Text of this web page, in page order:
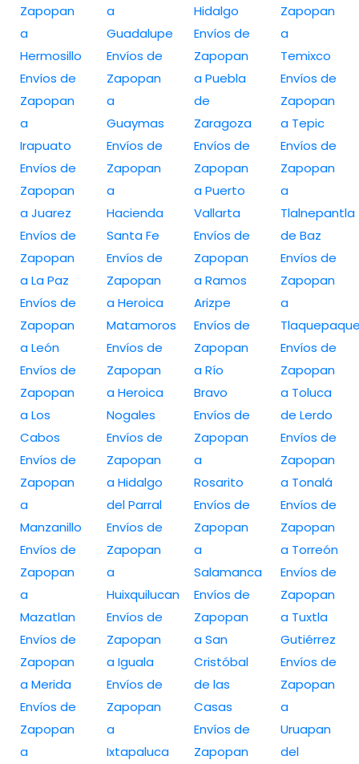
Zapopan
a
Hermosillo
Envíos de
Zapopan
a
Irapuato
Envíos de
Zapopan
a Juarez
Envíos de
Zapopan
a La Paz
Envíos de
Zapopan
a León
Envíos de
Zapopan
a Los
Cabos
Envíos de
Zapopan
a
Manzanillo
Envíos de
Zapopan
a
Mazatlan
Envíos de
Zapopan
a Merida
Envíos de
Zapopan
a
a
Guadalupe
Envíos de
Zapopan
a
Guaymas
Envíos de
Zapopan
a
Hacienda
Santa Fe
Envíos de
Zapopan
a Heroica
Matamoros
Envíos de
Zapopan
a Heroica
Nogales
Envíos de
Zapopan
a Hidalgo
del Parral
Envíos de
Zapopan
a
Huixquilucan
Envíos de
Zapopan
a Iguala
Envíos de
Zapopan
a
Ixtapaluca
Hidalgo
Envíos de
Zapopan
a Puebla
de
Zaragoza
Envíos de
Zapopan
a Puerto
Vallarta
Envíos de
Zapopan
a Ramos
Arizpe
Envíos de
Zapopan
a Río
Bravo
Envíos de
Zapopan
a
Rosarito
Envíos de
Zapopan
a
Salamanca
Envíos de
Zapopan
a San
Cristóbal
de las
Casas
Envíos de
Zapopan
Zapopan
a
Temixco
Envíos de
Zapopan
a Tepic
Envíos de
Zapopan
a
Tlalnepantla
de Baz
Envíos de
Zapopan
a
Envíos de
Zapopan
a Toluca
de Lerdo
Envíos de
Zapopan
a Tonalá
Envíos de
Zapopan
a Torreón
Envíos de
Zapopan
a Tuxtla
Gutiérrez
Envíos de
Zapopan
a
Uruapan
del